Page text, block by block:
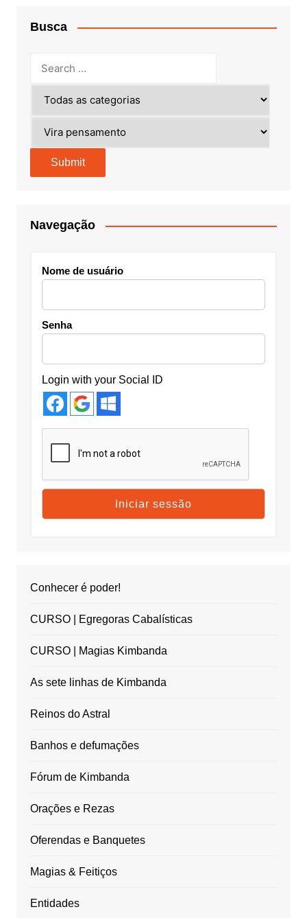
Busca
Navegação
Nome de usuário
Senha
Login with your Social ID
Conhecer é poder!
CURSO | Egregoras Cabalísticas
CURSO | Magias Kimbanda
As sete linhas de Kimbanda
Reinos do Astral
Banhos e defumações
Fórum de Kimbanda
Orações e Rezas
Oferendas e Banquetes
Magias & Feitiços
Entidades